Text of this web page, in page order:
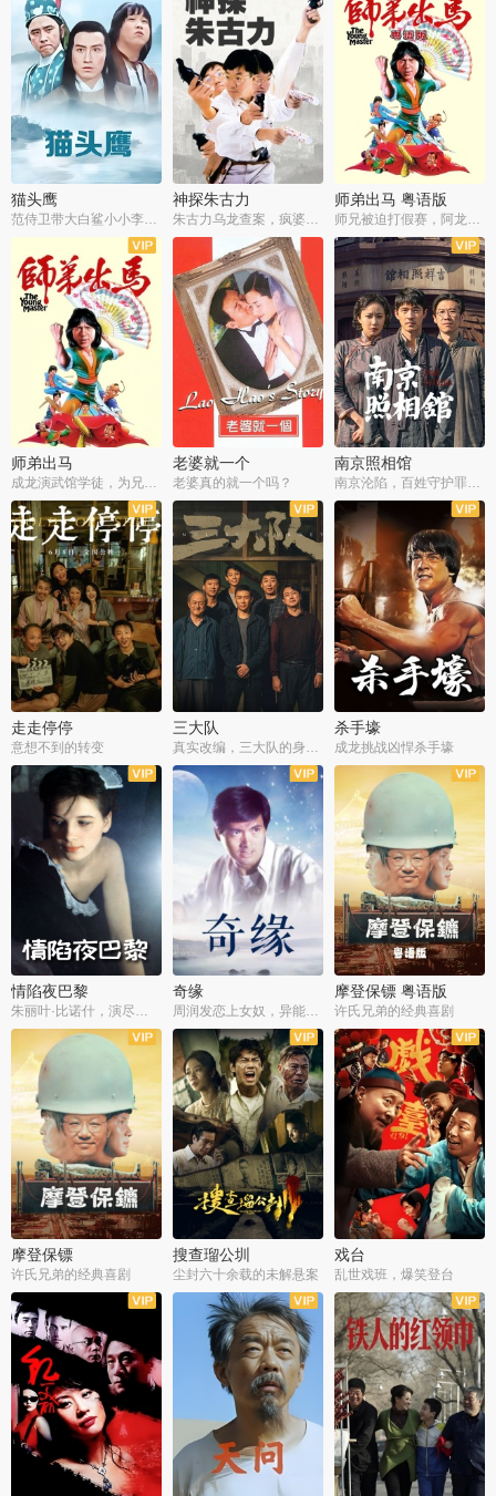
猫头鹰
范侍卫带大白鲨小小李破案寻妃
神探朱古力
朱古力乌龙查案，疯婆子神助攻
师弟出马 粤语版
师兄被迫打假赛，阿龙追查斗黑帮
师弟出马
成龙演武馆学徒，为兄搏命战黑道
老婆就一个
老婆真的就一个吗？
南京照相馆
南京沦陷，百姓守护罪证底片
走走停停
意想不到的转变
三大队 杀手壕
成龙挑战凶悍杀手壕
情陷夜巴黎
朱丽叶·比诺什，演尽失爱之痛
奇缘
周润发恋上女奴，异能护体战邪派
摩登保镖 粤语版
许氏兄弟的经典喜剧
摩登保镖
许氏兄弟的经典喜剧
搜查瑠公圳
尘封六十余载的未解悬案
戏台
乱世戏班，爆笑登台